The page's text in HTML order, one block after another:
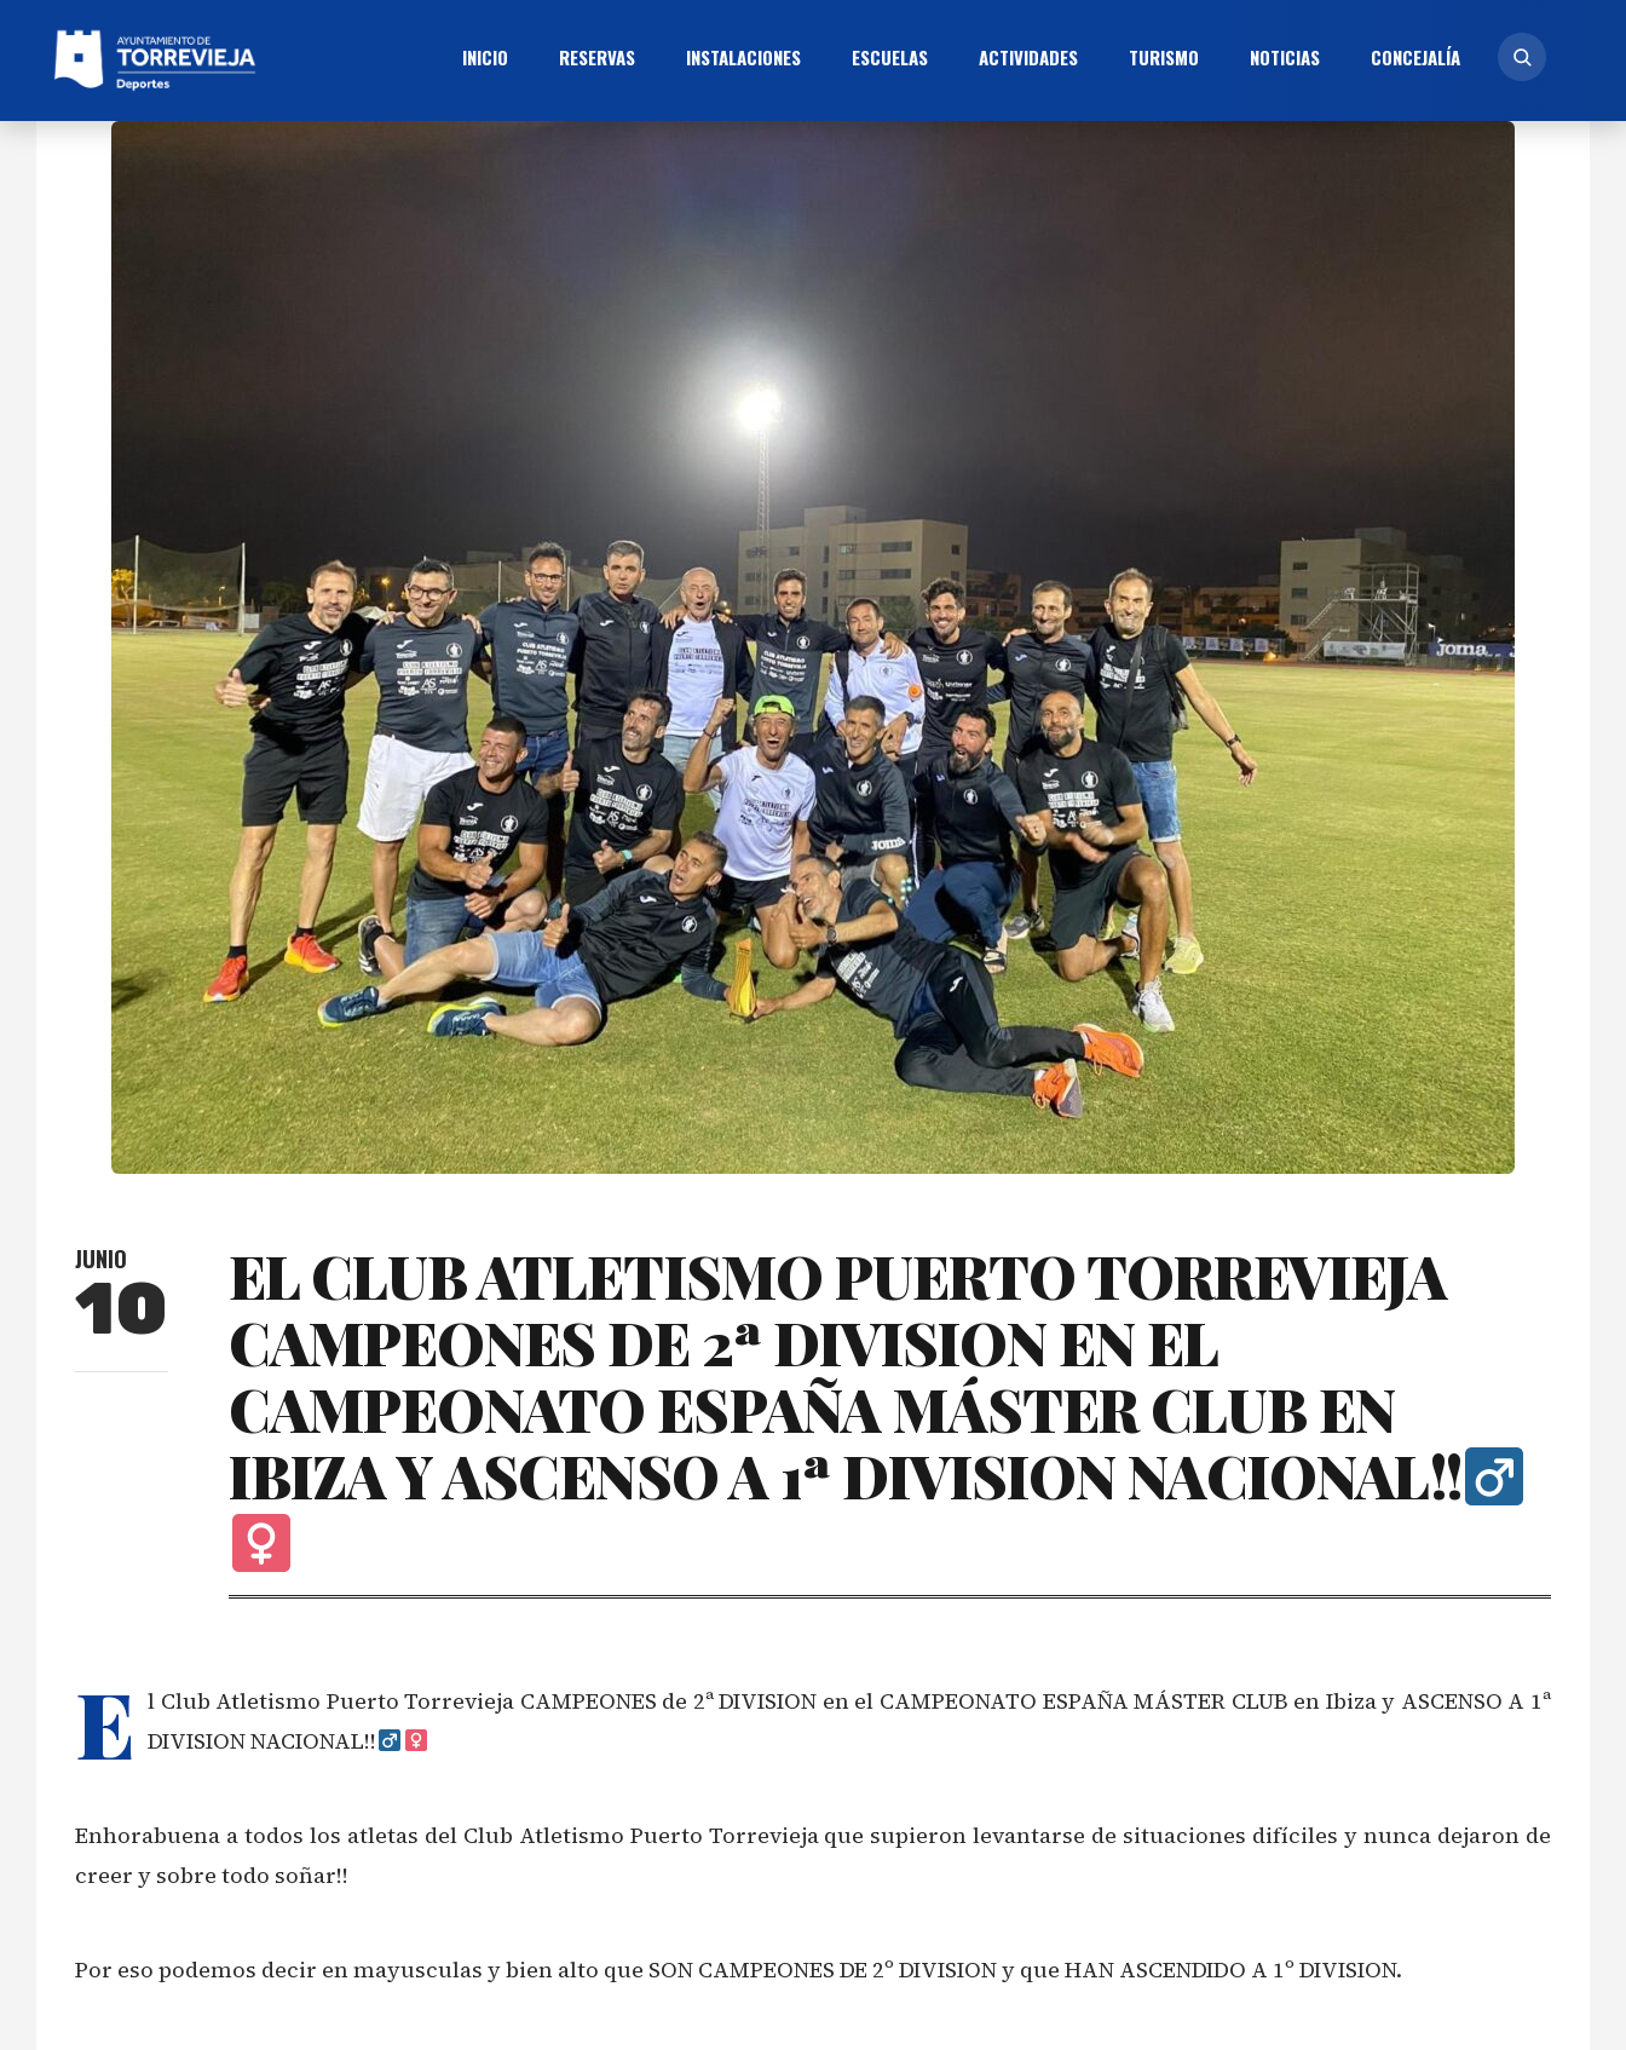
INICIO RESERVAS INSTALACIONES ESCUELAS ACTIVIDADES TURISMO NOTICIAS CONCEJALÍ­A
JUNIO
10
EL CLUB ATLETISMO PUERTO TORREVIEJA
CAMPEONES DE 2ª DIVISION EN EL
CAMPEONATO ESPAÑA MÁSTER CLUB EN
IBIZA Y ASCENSO A 1ª DIVISION NACIONAL!!‍
E l Club Atletismo Puerto Torrevieja CAMPEONES de 2ª DIVISION en el CAMPEONATO ESPAÑA MÁSTER CLUB en Ibiza y ASCENSO A 1ª
DIVISION NACIONAL!!‍
Enhorabuena a todos los atletas del Club Atletismo Puerto Torrevieja que supieron levantarse de situaciones difíciles y nunca dejaron de
creer y sobre todo soñar!!
Por eso podemos decir en mayusculas y bien alto que SON CAMPEONES DE 2º DIVISION y que HAN ASCENDIDO A 1º DIVISION.